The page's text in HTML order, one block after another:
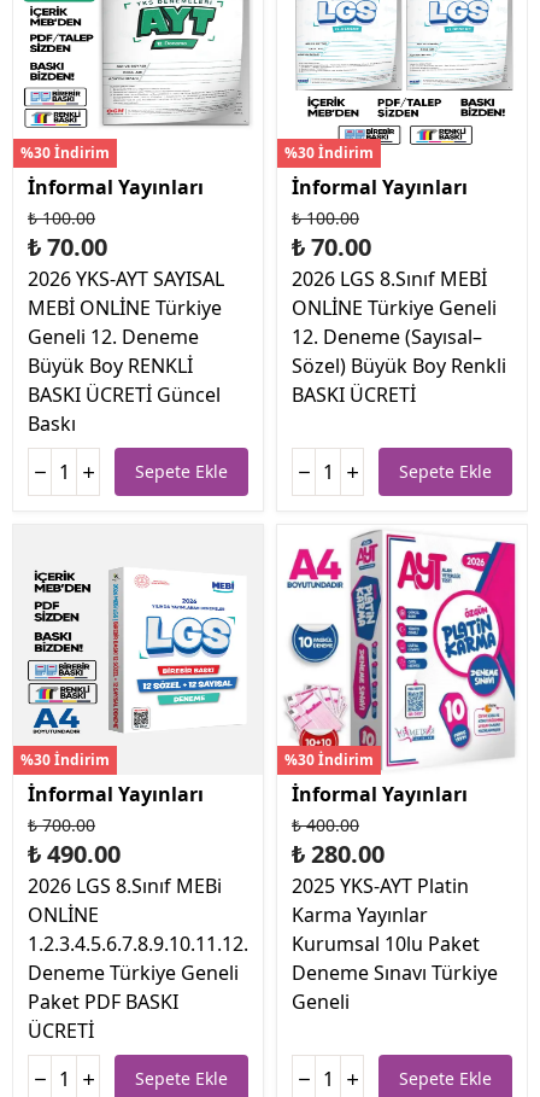
%30 İndirim
İnformal Yayınları
₺ 100.00
₺ 70.00
2026 YKS-AYT SAYISAL
MEBİ ONLİNE Türkiye
Geneli 12. Deneme
Büyük Boy RENKLİ
BASKI ÜCRETİ Güncel
Baskı
Sepete Ekle
%30 İndirim
İnformal Yayınları
₺ 100.00
₺ 70.00
2026 LGS 8.Sınıf MEBİ
ONLİNE Türkiye Geneli
12. Deneme (Sayısal–
Sözel) Büyük Boy Renkli
BASKI ÜCRETİ
Sepete Ekle
%30 İndirim
İnformal Yayınları
₺ 700.00
₺ 490.00
2026 LGS 8.Sınıf MEBi
ONLİNE
1.2.3.4.5.6.7.8.9.10.11.12.
Deneme Türkiye Geneli
Paket PDF BASKI
ÜCRETİ
Sepete Ekle
%30 İndirim
İnformal Yayınları
₺ 400.00
₺ 280.00
2025 YKS-AYT Platin
Karma Yayınlar
Kurumsal 10lu Paket
Deneme Sınavı Türkiye
Geneli
Sepete Ekle